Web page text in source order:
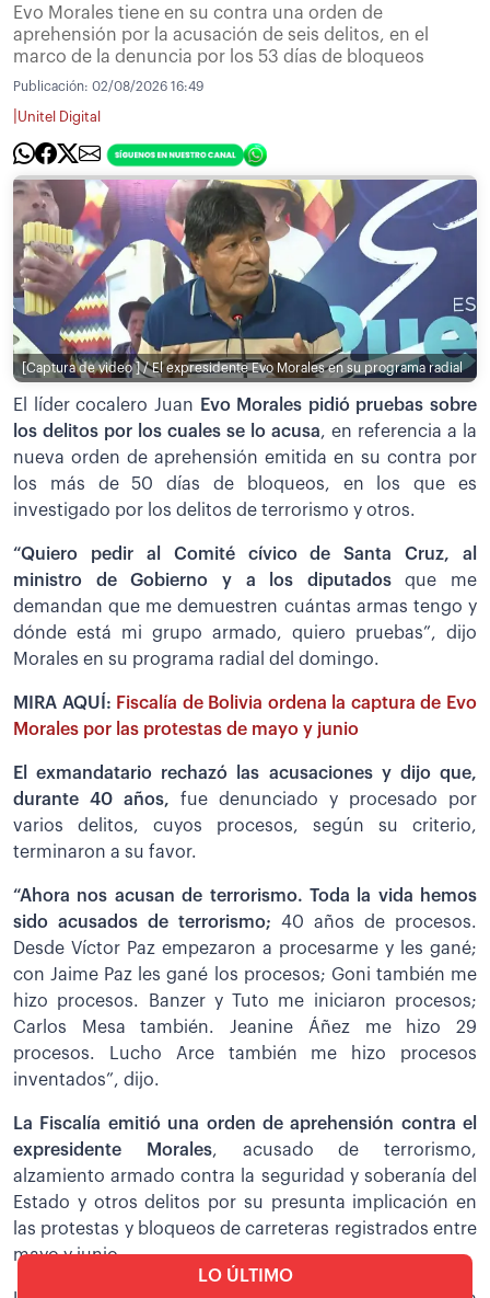
LO ÚLTIMO
Evo Morales tiene en su contra una orden de
aprehensión por la acusación de seis delitos, en el
marco de la denuncia por los 53 días de bloqueos
Publicación: 02/08/2026 16:49
Unitel Digital
[Captura de video ] / El expresidente Evo Morales en su programa radial
El líder cocalero Juan
Evo Morales pidió pruebas sobre
los delitos por los cuales se lo acusa, en referencia a la
nueva orden de aprehensión emitida en su contra por
los más de 50 días de bloqueos, en los que es
investigado por los delitos de terrorismo y otros.
“Quiero pedir al Comité cívico de Santa Cruz, al
ministro de Gobierno y a los diputadosque me
demandan que me demuestren cuántas armas tengo y
dónde está mi grupo armado, quiero pruebas”, dijo
Morales en su programa radial del domingo.
MIRA AQUÍ: Fiscalía de Bolivia ordena la captura de Evo
Morales por las protestas de mayo y junio
El exmandatario rechazó las acusaciones y dijo que,
durante 40 años, fue denunciado y procesado por
varios delitos, cuyos procesos, según su criterio,
terminaron a su favor.
“Ahora nos acusan de terrorismo. Toda la vida hemos
sido acusados de terrorismo; 40 años de procesos.
Desde Víctor Paz empezaron a procesarme y les gané;
con Jaime Paz les gané los procesos; Goni también me
hizo procesos. Banzer y Tuto me iniciaron procesos;
Carlos Mesa también. Jeanine Áñez me hizo 29
procesos. Lucho Arce también me hizo procesos
inventados”, dijo.
La Fiscalía emitió una orden de aprehensión contra el
expresidente Morales, acusado de terrorismo,
alzamiento armado contra la seguridad y soberanía del
Estado y otros delitos por su presunta implicación en
las protestas y bloqueos de carreteras registrados entre
mayo y junio.